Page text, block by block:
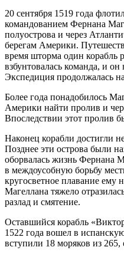
20 сентября 1519 года
командованием Фернана
полуострова и через
берегам Америки.
время шторма один корабль
взбунтовалась команда, и
Экспедиция продолжалась
Более года понадобилось
Америки найти пролив и
Впоследствии этот пролив
Наконец корабли достигли
Позднее эти острова были
оборвалась жизнь Фернана
в междоусобную борьбу
кругосветное плавание ему
Магеллана тяжело
разлад и смятение.
Оставшийся корабль
1522 года вошел в
вступили 18 моряков из